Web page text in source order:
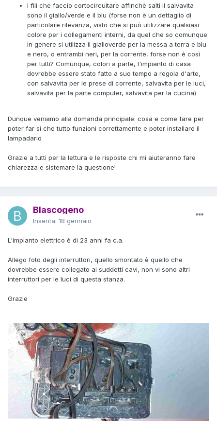
I fili che faccio cortocircuitare affinchè salti il salvavita
sono il giallo/verde e il blu (forse non è un dettaglio di
particolare rilevanza, visto che si può utilizzare qualsiasi
colore per i collegamenti interni, da quel che so comunque
in genere si utilizza il gialloverde per la messa a terra e blu
e nero, o entrambi neri, per la corrente, forse non è così
per tutti? Comunque, colori a parte, l'impianto di casa
dovrebbe essere stato fatto a suo tempo a regola d'arte,
con salvavita per le prese di corrente, salvavita per le luci,
salvavita per la parte computer, salvavita per la cucina)
Dunque veniamo alla domanda principale: cosa e come fare per
poter far sì che tutto funzioni correttamente e poter installare il
lampadario
Grazie a tutti per la lettura e le risposte chi mi aiuteranno fare
chiarezza e sistemare la questione!
Blascogeno
Inserita: 18 gennaio
L'impianto elettrico è di 23 anni fa c.a.
Allego foto degli interruttori, quello smontato è quello che
dovrebbe essere collegato ai suddetti cavi, non vi sono altri
interruttori per le luci di questa stanza.
Grazie